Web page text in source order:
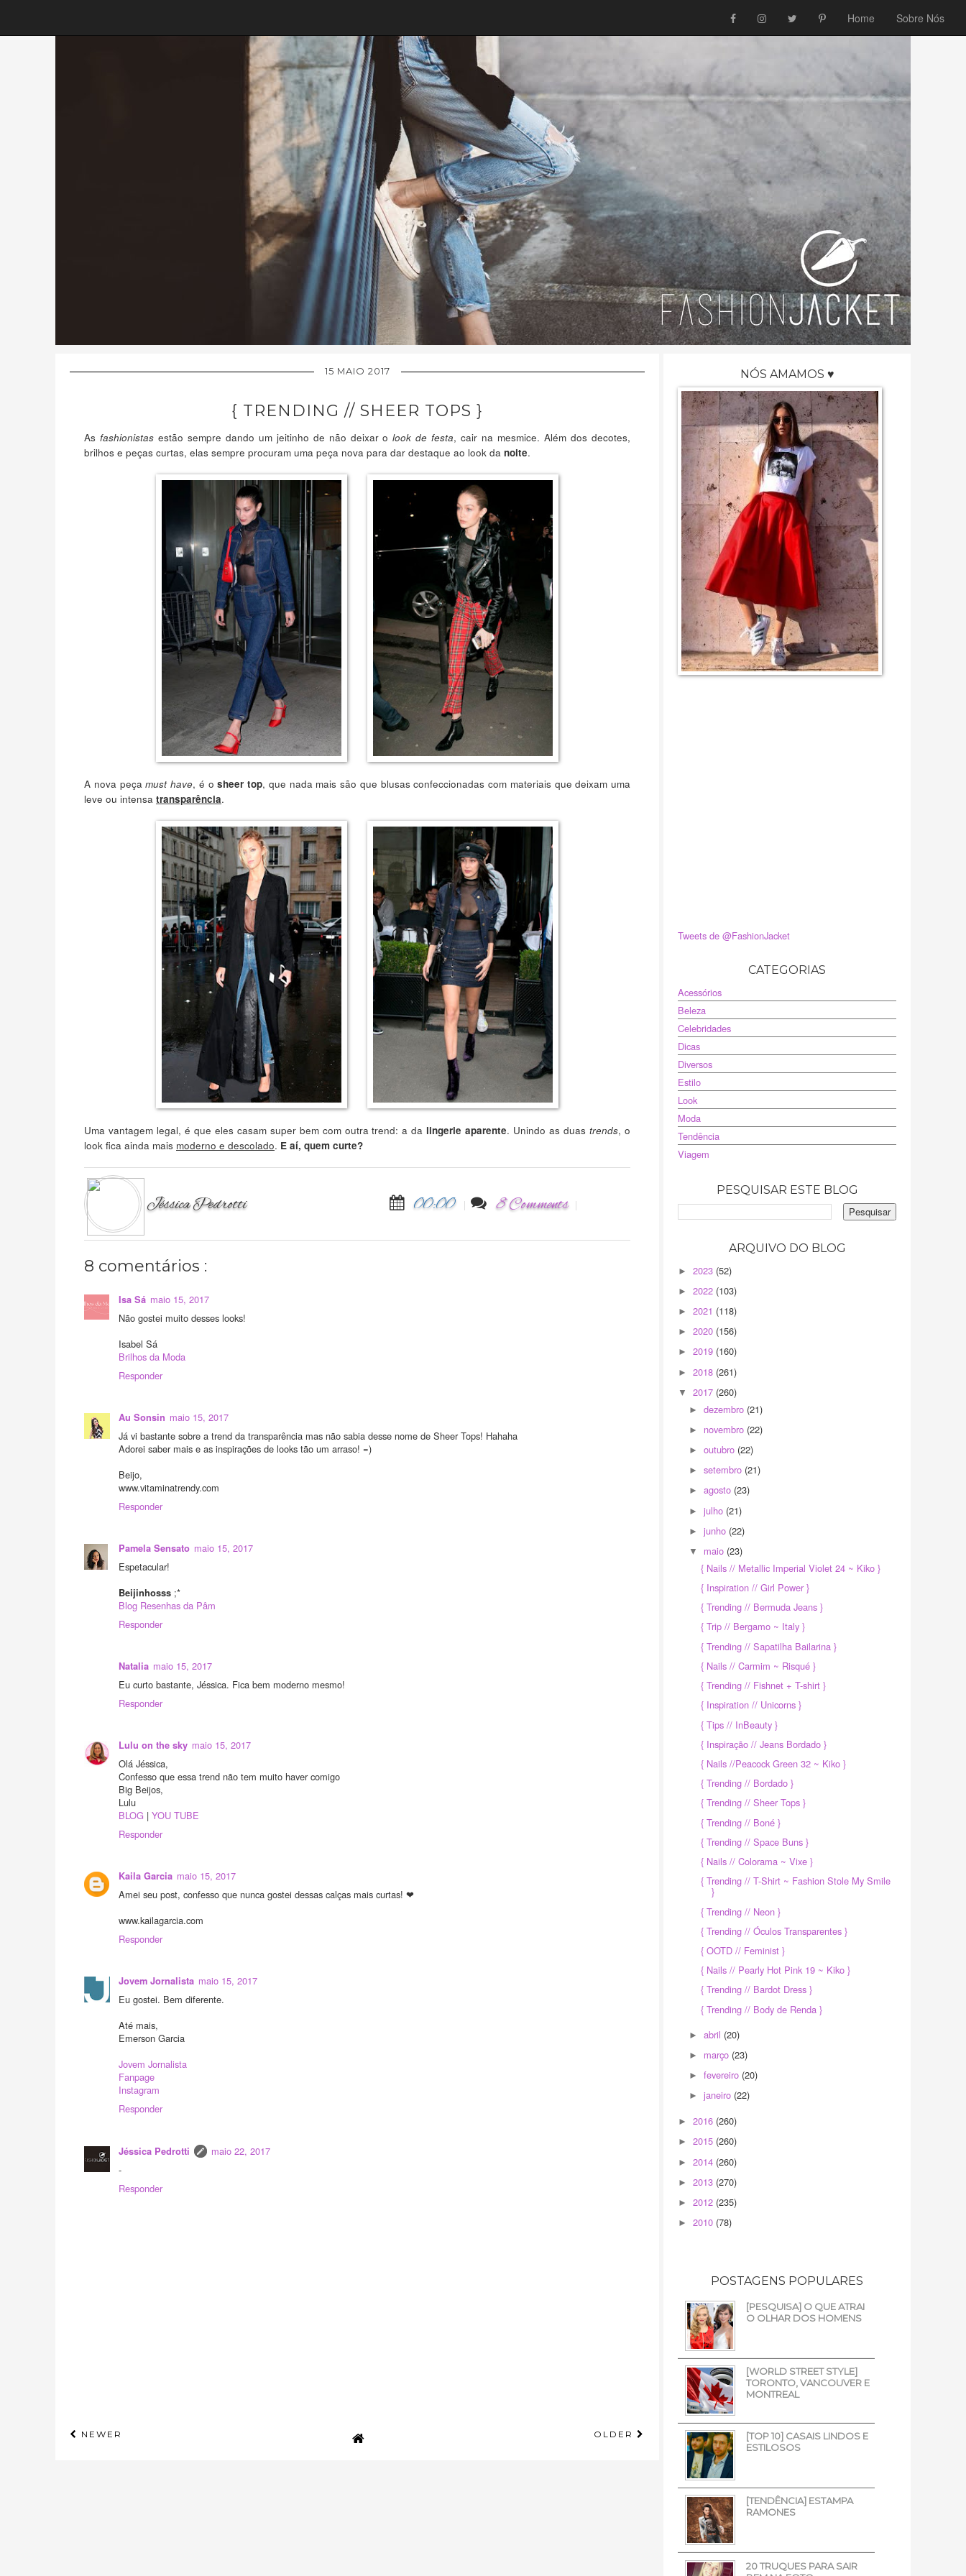
Home Sobre Nós
15 MAIO 2017
{ TRENDING // SHEER TOPS }
As fashionistas estão sempre dando um jeitinho de não deixar olook de festa, cair na mesmice. Além dos decotes,
brilhos e peças curtas, elas sempre procuram uma peça nova para dar destaque ao look da noite.
A nova peçamust have, é osheer top, que nada mais são que blusas confeccionadas com materiais que deixam uma
leve ou intensa transparência.
Uma vantagem legal, é que eles casam super bem com outra trend: a da lingerie aparente. Unindo as duastrends, o
look fica ainda mais moderno e descolado. E aí, quem curte?
Jéssica Pedrotti 00:00 8 Comments
8 comentários :
Isa Sá maio 15, 2017
Não gostei muito desses looks!
Isabel Sá
Brilhos da Moda
Responder
Au Sonsin maio 15, 2017
Já vi bastante sobre a trend da transparência mas não sabia desse nome de Sheer Tops! Hahaha
Adorei saber mais e as inspirações de looks tão um arraso! =)
Beijo,
www.vitaminatrendy.com
Responder
Pamela Sensato maio 15, 2017
Espetacular!
Beijinhosss ;*
Blog Resenhas da Pâm
Responder
Natalia maio 15, 2017
Eu curto bastante, Jéssica. Fica bem moderno mesmo!
Responder
Lulu on the sky maio 15, 2017
Olá Jéssica,
Confesso que essa trend não tem muito haver comigo
Big Beijos,
Lulu
BLOG | YOU TUBE
Responder
Kaila Garcia maio 15, 2017
Amei seu post, confesso que nunca gostei dessas calças mais curtas! ❤
www.kailagarcia.com
Responder
Jovem Jornalista maio 15, 2017
Eu gostei. Bem diferente.
Até mais,
Emerson Garcia
Jovem Jornalista
Fanpage
Instagram
Responder
Jéssica Pedrotti
maio 22, 2017
-
Responder
NEWER OLDER
NÓS AMAMOS ♥
Tweets de @FashionJacket
CATEGORIAS
Acessórios
Beleza
Celebridades
Dicas
Diversos
Estilo
Look
Moda
Tendência
Viagem
PESQUISAR ESTE BLOG
ARQUIVO DO BLOG
► 2023 (52)
► 2022 (103)
► 2021 (118)
► 2020 (156)
► 2019 (160)
► 2018 (261)
▼ 2017 (260)
►dezembro (21)
► novembro (22)
►outubro (22)
►setembro (21)
►agosto (23)
►julho (21)
►junho (22)
▼ maio (23)
{ Nails // Metallic Imperial Violet 24 ~ Kiko }
{ Inspiration // Girl Power }
{ Trending // Bermuda Jeans }
{ Trip // Bergamo ~ Italy }
{ Trending // Sapatilha Bailarina }
{ Nails // Carmim ~ Risqué }
{ Trending // Fishnet + T-shirt }
{ Inspiration // Unicorns }
{ Tips // InBeauty }
{ Inspiração // Jeans Bordado }
{ Nails //Peacock Green 32 ~ Kiko }
{ Trending // Bordado }
{ Trending // Sheer Tops }
{ Trending // Boné }
{ Trending // Space Buns }
{ Nails // Colorama ~ Vixe }
{ Trending // T-Shirt ~ Fashion Stole My Smile
}
{ Trending // Neon }
{ Trending // Óculos Transparentes }
{ OOTD // Feminist }
{ Nails // Pearly Hot Pink 19 ~ Kiko }
{ Trending // Bardot Dress }
{ Trending // Body de Renda }
►abril (20)
► março (23)
►fevereiro (20)
►janeiro (22)
► 2016 (260)
► 2015 (260)
► 2014 (260)
► 2013 (270)
► 2012 (235)
► 2010 (78)
POSTAGENS POPULARES
[PESQUISA] O QUE ATRAI
O OLHAR DOS HOMENS
[WORLD STREET STYLE]
TORONTO, VANCOUVER E
MONTREAL
[TOP 10] CASAIS LINDOS E
ESTILOSOS
[TENDÊNCIA] ESTAMPA
RAMONES
20 TRUQUES PARA SAIR